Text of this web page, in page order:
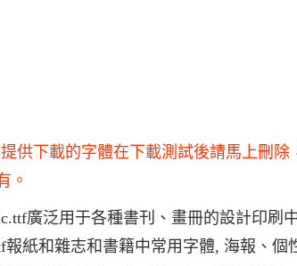
供下載的字體在下載測試後請馬上刪除
。
廣泛用于各種書刊、畫冊的設計印刷
報紙和雜志和書籍中常用字體, 海報、個